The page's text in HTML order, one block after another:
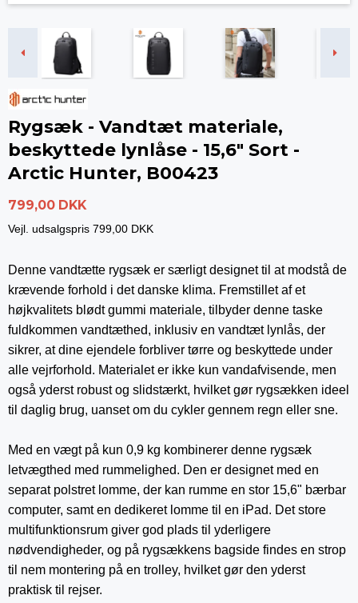
Rygsæk - Vandtæt materiale,
beskyttede lynlåse - 15,6" Sort -
Arctic Hunter, B00423
799,00 DKK
Vejl. udsalgspris 799,00 DKK
Denne vandtætte rygsæk er særligt designet til at modstå de
krævende forhold i det danske klima. Fremstillet af et
højkvalitets blødt gummi materiale, tilbyder denne taske
fuldkommen vandtæthed, inklusiv en vandtæt lynlås, der
sikrer, at dine ejendele forbliver tørre og beskyttede under
alle vejrforhold. Materialet er ikke kun vandafvisende, men
også yderst robust og slidstærkt, hvilket gør rygsækken ideel
til daglig brug, uanset om du cykler gennem regn eller sne.
Med en vægt på kun 0,9 kg kombinerer denne rygsæk
letvægthed med rummelighed. Den er designet med en
separat polstret lomme, der kan rumme en stor 15,6" bærbar
computer, samt en dedikeret lomme til en iPad. Det store
multifunktionsrum giver god plads til yderligere
nødvendigheder, og på rygsækkens bagside findes en strop
til nem montering på en trolley, hvilket gør den yderst
praktisk til rejser.